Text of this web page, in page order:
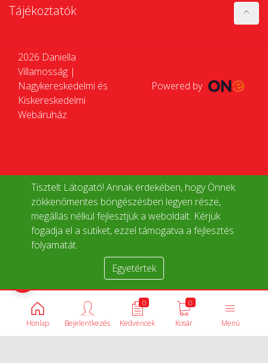
Tisztelt Látogató! Annak érdekében, hogy Önnek
zökkenőmentes böngészésben legyen része,
megállás nélkül fejlesztjük a weboldalt. Kérjük
fogadja el a sütiket, ezzel támogatva a fejlesztés
folyamatát.
Egyetértek
Tájékoztatók
2026 Daniella
Villamosság |
Nagykereskedelmi és
Kiskereskedelmi
Webáruház
Powered by
Honlap Menü
0
Kosár
0
Kedvencek
Bejelentkezés
Termékek összehasonlítása